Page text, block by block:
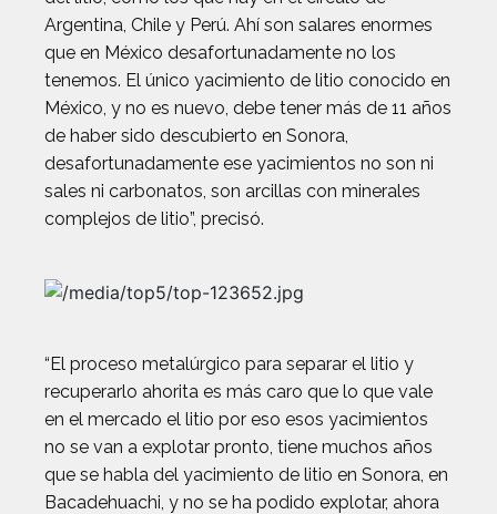
Argentina, Chile y Perú. Ahí son salares enormes
que en México desafortunadamente no los
tenemos. El único yacimiento de litio conocido en
México, y no es nuevo, debe tener más de 11 años
de haber sido descubierto en Sonora,
desafortunadamente ese yacimientos no son ni
sales ni carbonatos, son arcillas con minerales
complejos de litio”, precisó.
“El proceso metalúrgico para separar el litio y
recuperarlo ahorita es más caro que lo que vale
en el mercado el litio por eso esos yacimientos
no se van a explotar pronto, tiene muchos años
que se habla del yacimiento de litio en Sonora, en
Bacadehuachi, y no se ha podido explotar, ahora